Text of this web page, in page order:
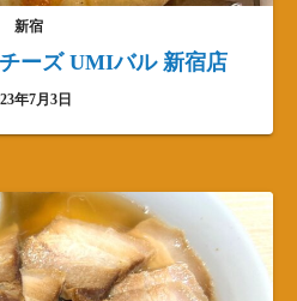
新宿
ーズ UMIバル 新宿店
年7月3日